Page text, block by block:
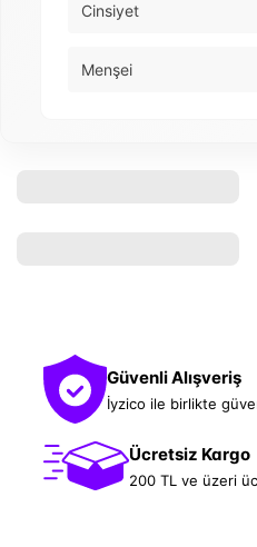
Cinsiyet
Menşei
Güvenli Alışveriş
İyzico ile birlikte
Ücretsiz Kargo
200 TL ve üzeri